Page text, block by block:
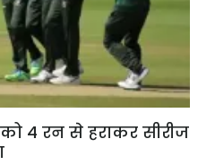
4 रन से हराकर सीरीज